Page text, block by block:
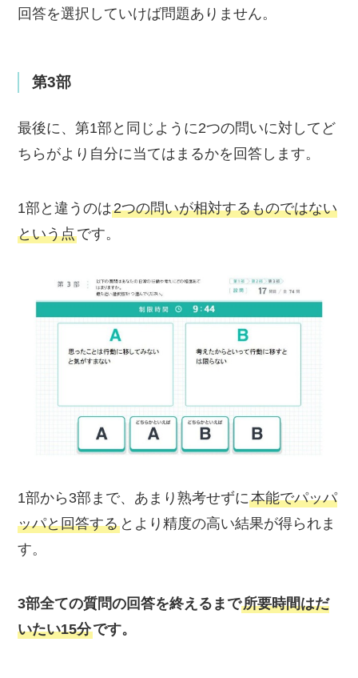
回答を選択していけば問題ありません。
第3部
最後に、第1部と同じように2つの問いに対してど
ちらがより自分に当てはまるかを回答します。
1部と違うのは2つの問いが相対するものではない
という点です。
1部から3部まで、あまり熟考せずに本能でパッパ
ッパと回答する とより精度の高い結果が得られま
す。
3部全ての質問の回答を終えるまで所要時間はだ
いたい15分です。